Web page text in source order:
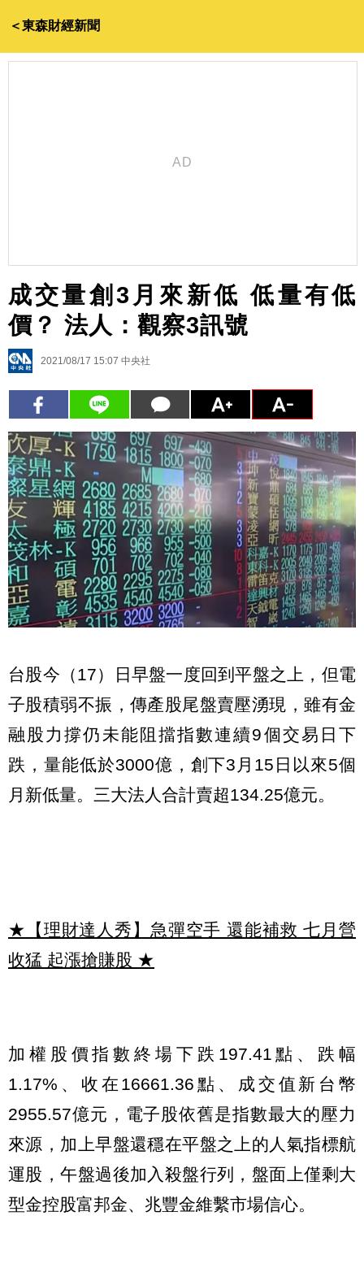
＜東森財經新聞
成交量創3月來新低 低量有低
價？ 法人：觀察3訊號
2021/08/17 15:07 中央社
台股今（17）日早盤一度回到平盤之上，但電
子股積弱不振，傳產股尾盤賣壓湧現，雖有金
融股力撐仍未能阻擋指數連續9個交易日下
跌，量能低於3000億，創下3月15日以來5個
月新低量。三大法人合計賣超134.25億元。
★【理財達人秀】急彈空手 還能補救 七月營
收猛 起漲搶賺股 ★
加權股價指數終場下跌197.41點、跌幅
1.17%、收在16661.36點、成交值新台幣
2955.57億元，電子股依舊是指數最大的壓力
來源，加上早盤還穩在平盤之上的人氣指標航
運股，午盤過後加入殺盤行列，盤面上僅剩大
型金控股富邦金、兆豐金維繫市場信心。